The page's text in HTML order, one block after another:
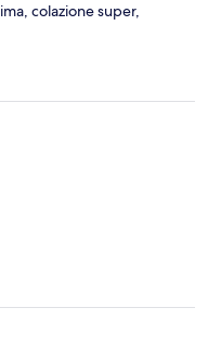
colazione super,